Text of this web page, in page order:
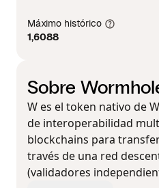
Máximo histórico
1,6088
Sobre
W es el token nativo de
de interoperabilidad
blockchains para
través de una red
(validadores